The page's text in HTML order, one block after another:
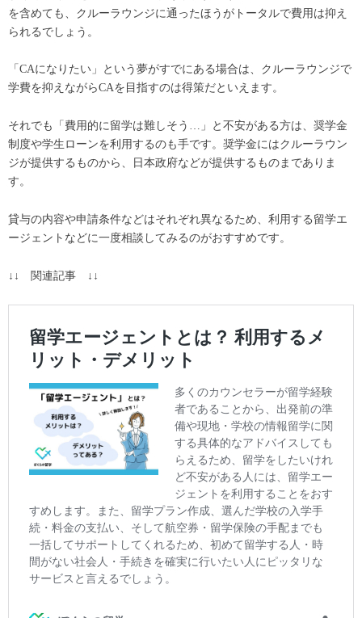
を含めても、クルーラウンジに通ったほうがトータルで費用は抑え
られるでしょう。
「CAになりたい」という夢がすでにある場合は、クルーラウンジで
学費を抑えながらCAを目指すのは得策だといえます。
それでも「費用的に留学は難しそう…」と不安がある方は、奨学金
制度や学生ローンを利用するのも手です。奨学金にはクルーラウン
ジが提供するものから、日本政府などが提供するものまでありま
す。
貸与の内容や申請条件などはそれぞれ異なるため、利用する留学エ
ージェントなどに一度相談してみるのがおすすめです。
↓↓ 関連記事 ↓↓